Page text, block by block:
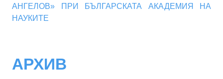
АНГЕЛОВ» ПРИ БЪЛГАРСКАТА АКАДЕМИЯ НА
НАУКИТЕ
АРХИВ